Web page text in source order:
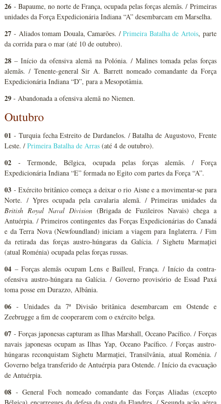
26 - Bapaume, no norte de França, ocupada pelas forças alemãs. / Primeiras
unidades da Força Expedicionária Indiana “A” desembarcam em Marselha.
27 - Aliados tomam Douala, Camarões. /Primeira Batalha de Artois, parte
da corrida para o mar (até 10 de outubro).
28 – Início da ofensiva alemã na Polónia. / Malines tomada pelas forças
alemãs. / Tenente-general Sir A. Barrett nomeado comandante da Força
Expedicionária Indiana “D”, para a Mesopotâmia.
29 - Abandonada a ofensiva alemã no Niemen.
Outubro
01 - Turquia fecha Estreito de Dardanelos. / Batalha de Augustovo, Frente
Leste. /Primeira Batalha de Arras (até 4 de outubro).
02 - Termonde, Bélgica, ocupada pelas forças alemãs. / Força
Expedicionária Indiana “E” formada no Egito com partes da Força “A”.
03 - Exército britânico começa a deixar o rio Aisne e a movimentar-se para
Norte. / Ypres ocupada pela cavalaria alemã. / Primeiras unidades da
British Royal Naval Division(Brigada de Fuzileiros Navais) chega a
Antuérpia. / Primeiros contingentes das Forças Expedicionárias do Canadá
e da Terra Nova (Newfoundland) iniciam a viagem para Inglaterra. / Fim
da retirada das forças austro-húngaras da Galícia. / Sighetu Marmației
(atual Roménia) ocupada pelas forças russas.
04 – Forças alemãs ocupam Lens e Bailleul, França. / Início da contra-
ofensiva austro-húngara na Galícia. / Governo provisório de Essad Paxá
toma posse em Durazzo, Albânia.
06 - Unidades da 7ª Divisão britânica desembarcam em Ostende e
Zeebrugge a fim de cooperarem com o exército belga.
07 - Forças japonesas capturam as Ilhas Marshall, Oceano Pacífico. / Forças
navais japonesas ocupam as Ilhas Yap, Oceano Pacífico. / Forças austro-
húngaras reconquistam Sighetu Marmației, Transilvânia, atual Roménia. /
Governo belga transferido de Antuérpia para Ostende. / Início da evacuação
de Antuérpia.
08 - General Foch nomeado comandante das Forças Aliadas (excepto
Bélgica) encarregues da defesa da costa da Flandres. / Segunda ação aérea